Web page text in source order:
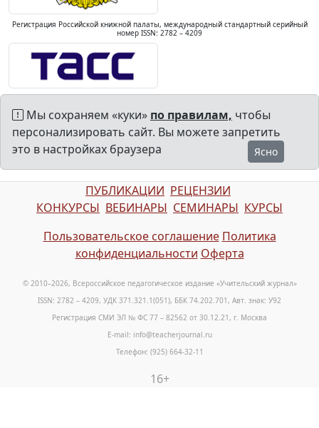
Регистрация Российской книжной палаты, международный стандартный серийный
номер ISSN: 2782 – 4209
Мы сохраняем «куки» по правилам, чтобы
персонализировать сайт. Вы можете запретить
это в настройках браузера
Ясно
ПУБЛИКАЦИИ РЕЦЕНЗИИ
КОНКУРСЫ ВЕБИНАРЫ СЕМИНАРЫ КУРСЫ
Пользовательское соглашение Политика
конфиденциальности Оферта
© 2010–2026, Всероссийское педагогическое издание «Учительский журнал»
ISSN: 2782 – 4209, УДК 371.321.1(051), ББК 74.202.701, Авт. знак: У92
Регистрация СМИ ЭЛ № ФС 77 – 82562 от 30.12.21, г. Москва
E-mail: info@teacherjournal.ru
Телефон: (925) 664-32-11
16+